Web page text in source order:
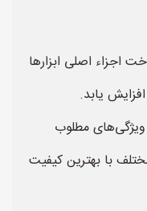
اجزاء اصلی ابزارها
یابد.
ویژگی‌های مطلوب
با بهترین کیفیت